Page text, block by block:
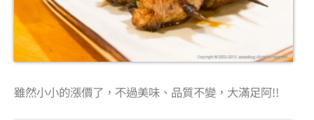
雖然小小的漲價了，不過美味、品質不變，大滿足阿!!